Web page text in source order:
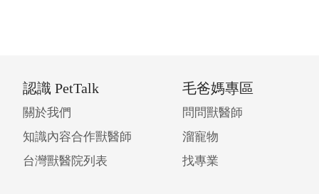
認識 PetTalk
關於我們
知識內容合作獸醫師
台灣獸醫院列表
毛爸媽專區
問問獸醫師
溜寵物
找專業